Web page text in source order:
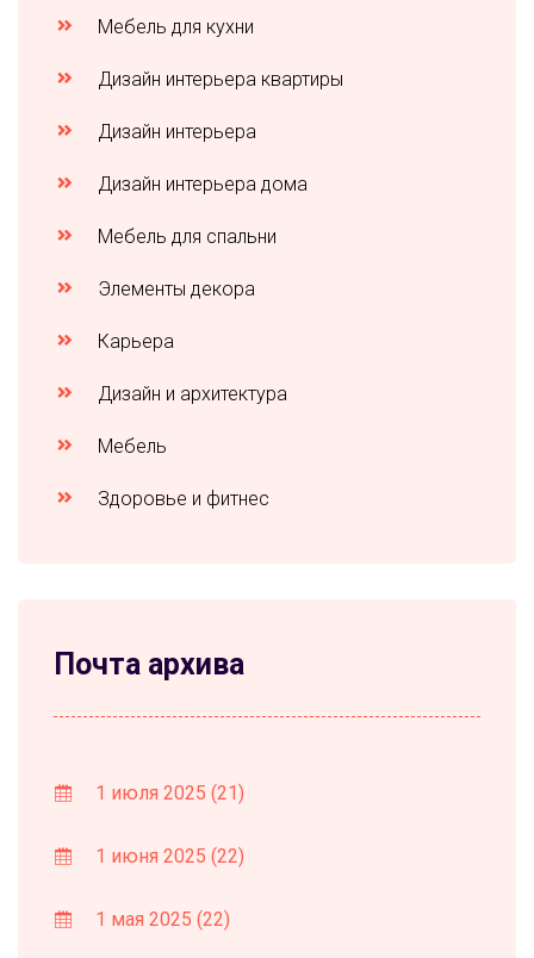
Мебель для кухни
Дизайн интерьера квартиры
Дизайн интерьера
Дизайн интерьера дома
Мебель для спальни
Элементы декора
Карьера
Дизайн и архитектура
Мебель
Здоровье и фитнес
Почта архива
1 июля 2025 (21)
1 июня 2025 (22)
1 мая 2025 (22)